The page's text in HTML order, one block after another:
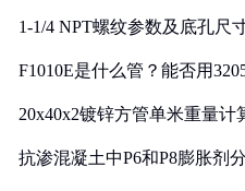
1-1/4 NPT螺纹参数及底孔尺
F1010E是什么管？能否用
20x40x2镀锌方管单米重量计
抗渗混凝土中P6和P8膨胀剂